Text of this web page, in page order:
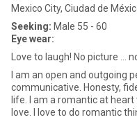
Mexico City, Ciudad de
Seeking: Male 55 - 60
Eye wear:
Love to laugh! No picture ...
I am an open and outgoing
communicative. Honesty, fidelity and loyalty are a priority in my
life. I am a romantic at
love. I love to do